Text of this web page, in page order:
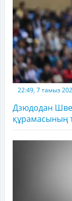
22:49, 7 тамыз
Дзюдодан
құрамасының